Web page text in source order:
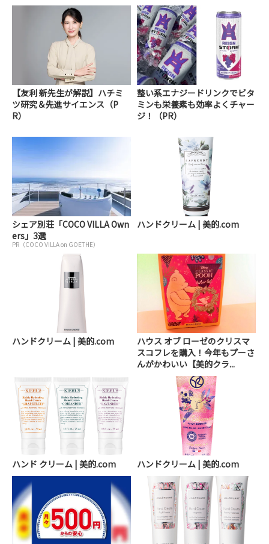
【友利 新先生が解説】ハチミ
ツ研究＆先進サイエンス（P
R）
整い系エナジードリンクでビタ
ミンも栄養素も効率よくチャー
ジ！（PR）
シェア別荘「COCO VILLA Own
ers」3選
PR（COCO VILLA on GOETHE）
ハンドクリーム | 美的.com
ハンドクリーム | 美的.com
ハウス オブ ローゼのクリスマ
スコフレを購入！今年もプーさ
んがかわいい【美的クラ...
ハンド クリーム | 美的.com ハンドクリーム | 美的.com